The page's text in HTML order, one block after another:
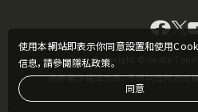
使用本網站即表示你同意設置和使用
信息，請參閱隱私政策。
同意
Copyright © Iwate
除非著作權法允許，不得以任何方式